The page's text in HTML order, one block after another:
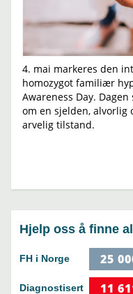
4. mai markeres den
homozygot familiær
Awareness Day.
om en sjelden,
arvelig tilstand.
Hjelp oss å finne
FH i Norge
Diagnostisert